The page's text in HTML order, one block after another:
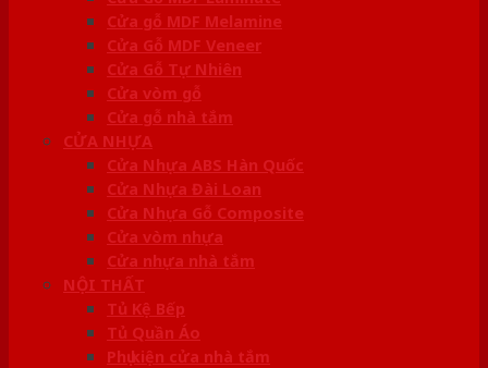
Cửa gỗ MDF Melamine
Cửa Gỗ MDF Veneer
Cửa Gỗ Tự Nhiên
Cửa vòm gỗ
Cửa gỗ nhà tắm
CỬA NHỰA
Cửa Nhựa ABS Hàn Quốc
Cửa Nhựa Đài Loan
Cửa Nhựa Gỗ Composite
Cửa vòm nhựa
Cửa nhựa nhà tắm
NỘI THẤT
Tủ Kệ Bếp
Tủ Quần Áo
Phụ kiện cửa nhà tắm